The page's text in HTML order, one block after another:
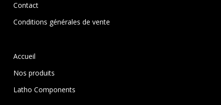
Contact
Conditions générales de vente
Accueil
Nos produits
Latho Components